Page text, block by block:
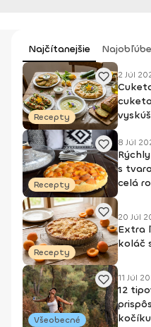
Najčítanejšie
Recepty
2 Júl
Recepty
8 Júl
s
celá
Recepty
20 Júl
Extra
koláč
Všeobecné
11 Júl
12
kočíku